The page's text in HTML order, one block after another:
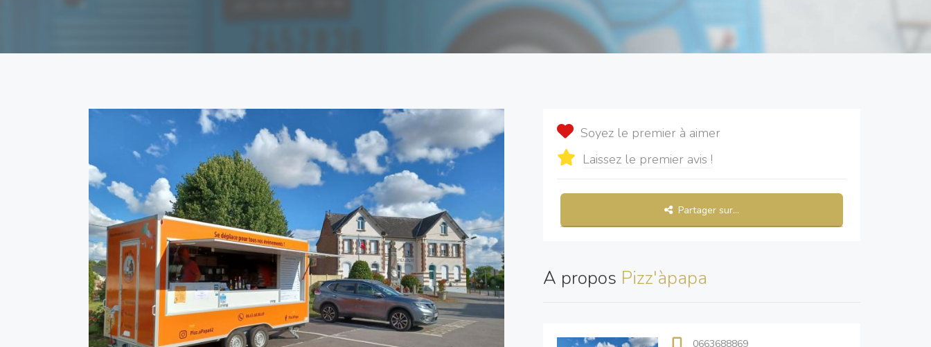
Soyez le premier à aimer
Laissez le premier avis !
Partager sur...
A propos Pizz'àpapa
0663688869